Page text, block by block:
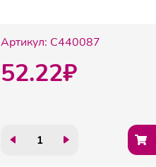
Артикул: C440087
52.22₽